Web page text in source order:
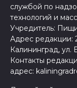
службой по
технологий и
Учредитель:
Адрес редакции:
Калининград, ул.
Контакты
адрес: